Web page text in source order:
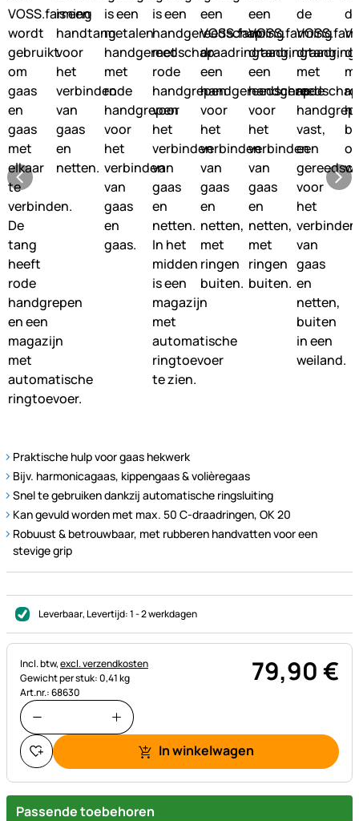
Praktische hulp voor gaas hekwerk
Bijv. harmonicagaas, kippengaas & volièregaas
Snel te gebruiken dankzij automatische ringsluiting
Kan gevuld worden met max. 50 C-draadringen, OK 20
Robuust & betrouwbaar, met rubberen handvatten voor een
stevige grip
Leverbaar, Levertijd:1 - 2 werkdagen
Belastinginformatie:
Incl. btw,excl. verzendkosten
Gewicht per stuk: 0,41 kg
Art.nr.: 68630
79,90€
In winkelwagen
Passende toebehoren